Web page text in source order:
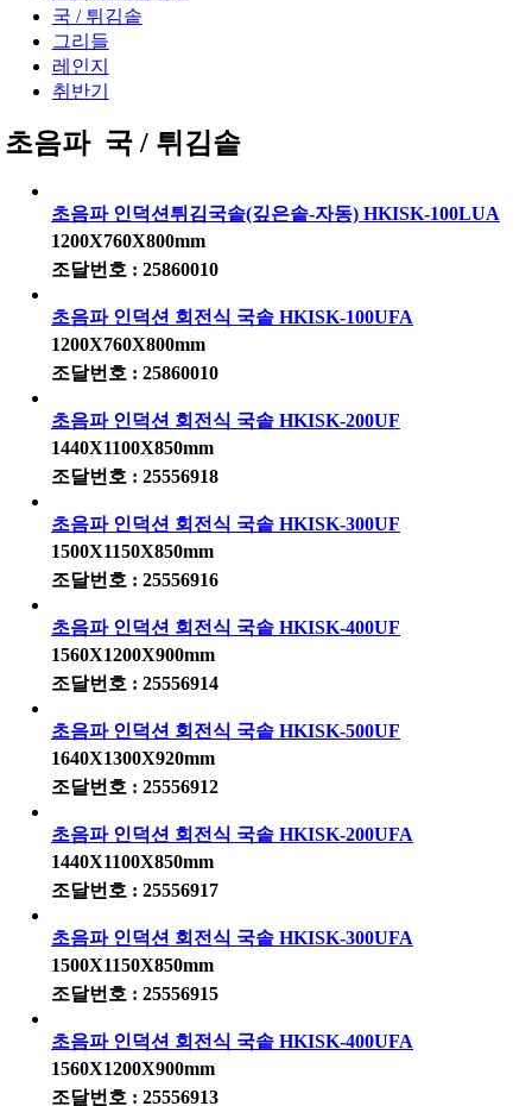
국 / 튀김솥
그리들
레인지
취반기
초음파 국 / 튀김솥
초음파 인덕션튀김국솥(깊은솥-자동) HKISK-100LUA
1200X760X800mm
조달번호 : 25860010
초음파 인덕션 회전식 국솥 HKISK-100UFA
1200X760X800mm
조달번호 : 25860010
초음파 인덕션 회전식 국솥 HKISK-200UF
1440X1100X850mm
조달번호 : 25556918
초음파 인덕션 회전식 국솥 HKISK-300UF
1500X1150X850mm
조달번호 : 25556916
초음파 인덕션 회전식 국솥 HKISK-400UF
1560X1200X900mm
조달번호 : 25556914
초음파 인덕션 회전식 국솥 HKISK-500UF
1640X1300X920mm
조달번호 : 25556912
초음파 인덕션 회전식 국솥 HKISK-200UFA
1440X1100X850mm
조달번호 : 25556917
초음파 인덕션 회전식 국솥 HKISK-300UFA
1500X1150X850mm
조달번호 : 25556915
초음파 인덕션 회전식 국솥 HKISK-400UFA
1560X1200X900mm
조달번호 : 25556913